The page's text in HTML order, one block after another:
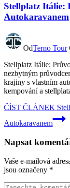
Stellplatz Itálie:
Autokaravanem
OdTerno Tour
Stellplatz Itálie:
nezbytným
krajiny s vlastním
kempování a
ČÍST ČLÁNEK
Autokaravanem
Napsat
Vaše e-mailová
jsou označeny *